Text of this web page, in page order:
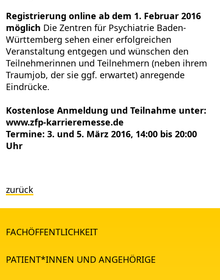
Registrierung online ab dem 1. Februar 2016
möglich Die Zentren für Psychiatrie Baden-
Württemberg sehen einer erfolgreichen
Veranstaltung entgegen und wünschen den
Teilnehmerinnen und Teilnehmern (neben ihrem
Traumjob, der sie ggf. erwartet) anregende
Eindrücke.
Kostenlose Anmeldung und Teilnahme unter:
www.zfp-karrieremesse.de
Termine: 3. und 5. März 2016, 14:00 bis 20:00
Uhr
zurück
FACHÖFFENTLICHKEIT
PATIENT*INNEN UND ANGEHÖRIGE